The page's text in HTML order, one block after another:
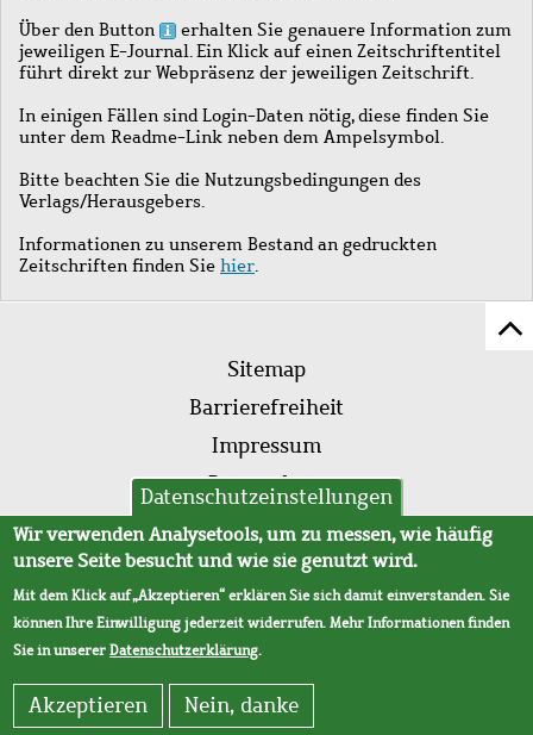
Über den Button
erhalten Sie genauere Information zum
jeweiligen E-Journal. Ein Klick auf einen Zeitschriftentitel
führt direkt zur Webpräsenz der jeweiligen Zeitschrift.
In einigen Fällen sind Login-Daten nötig, diese finden Sie
unter dem Readme-Link neben dem Ampelsymbol.
Bitte beachten Sie die Nutzungsbedingungen des
Verlags/Herausgebers.
Informationen zu unserem Bestand an gedruckten
Zeitschriften finden Sie hier.
Fußleistenmenü
Sitemap
Barrierefreiheit
Impressum
Datenschutz
AVB
Datenschutzeinstellungen
Wir verwenden Analysetools, um zu messen, wie häufig
unsere Seite besucht und wie sie genutzt wird.
Mit dem Klick auf „Akzeptieren“ erklären Sie sich damit einverstanden. Sie
können Ihre Einwilligung jederzeit widerrufen. Mehr Informationen finden
Sie in unsererDatenschutzerklärung.
Akzeptieren Nein, danke